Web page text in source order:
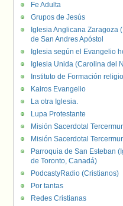
Fe Adulta
Grupos de Jesús
Iglesia Anglicana Zaragoza
de San Andres Apóstol
Iglesia según el Evangelio
Iglesia Unida (Carolina del
Instituto de Formación
Kairos Evangelio
La otra Iglesia.
Lupa Protestante
Misión Sacerdotal
Misión Sacerdotal
Parroquia de San Esteban
de Toronto, Canadá)
PodcastyRadio (Cristianos)
Por tantas
Redes Cristianas